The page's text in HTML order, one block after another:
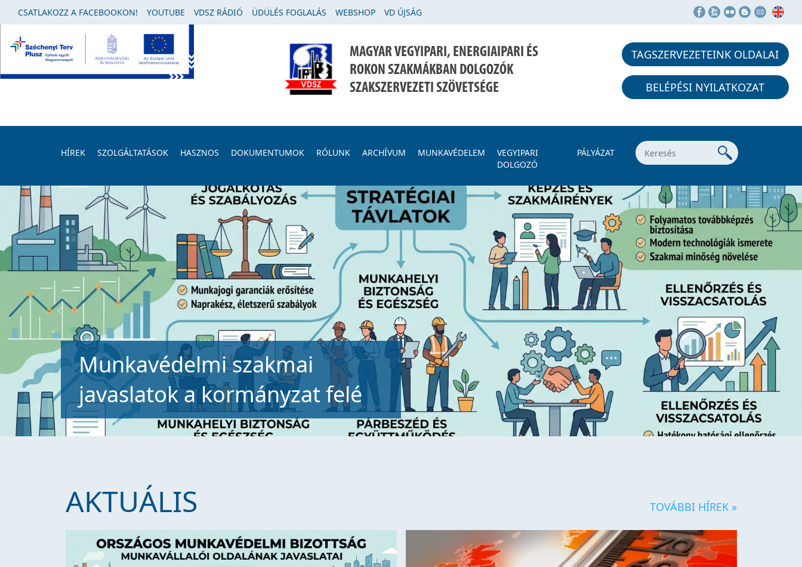
CSATLAKOZZ A FACEBOOKON! YOUTUBE VDSZ RÁDIÓ ÜDÜLÉS FOGLALÁS WEBSHOP VD ÚJSÁG
MAGYAR VEGYIPARI, ENERGIAIPARI ÉS
ROKON SZAKMÁKBAN DOLGOZÓK
SZAKSZERVEZETI SZÖVETSÉGE
TAGSZERVEZETEINK OLDALAI
BELÉPÉSI NYILATKOZAT
HÍREK SZOLGÁLTATÁSOK HASZNOS DOKUMENTUMOK RÓLUNK ARCHÍVUM MUNKAVÉDELEM
VEGYIPARI
DOLGOZÓ
PÁLYÁZAT
Legyen irányelv a munkahelyi
hőkockázatok megelőzéséről
Previous Next
AKTUÁLIS TOVÁBBI HÍREK »